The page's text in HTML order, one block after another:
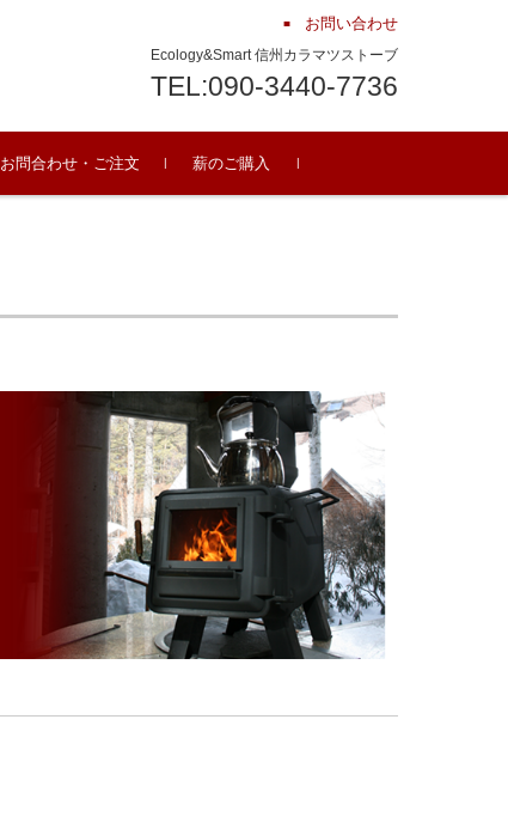
お問い合わせ
Ecology&Smart 信州カラマツストーブ
TEL:090-3440-7736
お問合わせ・ご注文 薪のご購入